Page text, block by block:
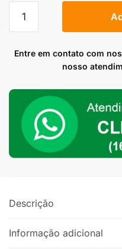
Inox
48mm
54mm
quantidade
Entre em contato com
nosso
Descrição
Informação adicional